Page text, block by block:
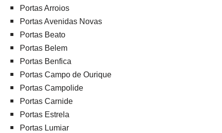
Portas Arroios
Portas Avenidas Novas
Portas Beato
Portas Belem
Portas Benfica
Portas Campo de Ourique
Portas Campolide
Portas Carnide
Portas Estrela
Portas Lumiar